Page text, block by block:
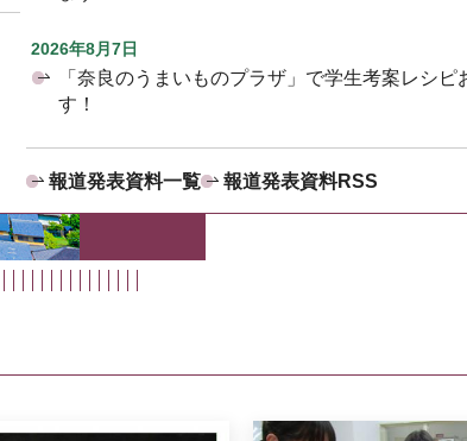
2026年8月7日
「奈良のうまいものプラザ」で学生考案レシピ
す！
報道発表資料一覧 報道発表資料RSS